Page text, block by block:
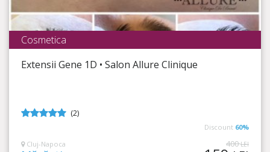
Timp Rămas
Cosmetica
Extensii Gene 1D • Salon Allure Clinique
(2)
Discount 60%
Cluj-Napoca
400LEI